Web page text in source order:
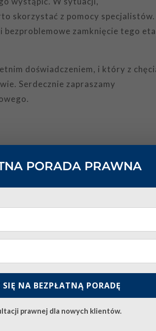
skorzystać z pomocy specjalistów.
bezproblemowe zamknięcie tego
doświadczeniem, i który z
Serdecznie zapraszamy
rozwodowymi niezależnie
spokojnej atmosferze, bez
dla rozwodników
stron podczas rozpraw
że udzielona pomoc przyniesie
Dlaczego
Dominik Marchewka
prawnicze oraz
PORADA PRAWNA
SIĘ NA BEZPŁATNĄ PORADĘ
prawnej dla nowych klientów.